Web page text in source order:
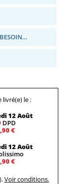
BESOIN…
le :
12 Août
DPD
€
12 Août
€
Voir conditions.